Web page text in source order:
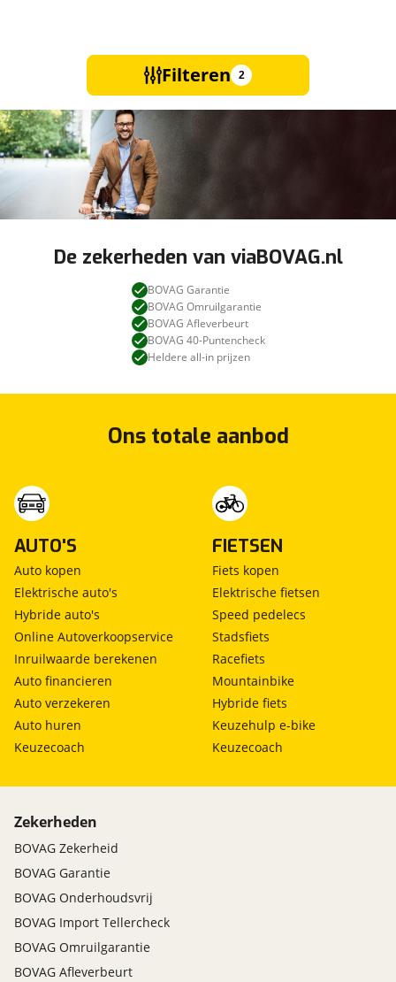
Filteren 2
De zekerheden van viaBOVAG.nl
BOVAG Garantie
BOVAG Omruilgarantie
BOVAG Afleverbeurt
BOVAG 40-Puntencheck
Heldere all-in prijzen
Ons totale aanbod
AUTO'S
Auto kopen
Elektrische auto's
Hybride auto's
Online Autoverkoopservice
Inruilwaarde berekenen
Auto financieren
Auto verzekeren
Auto huren
Keuzecoach
FIETSEN
Fiets kopen
Elektrische fietsen
Speed pedelecs
Stadsfiets
Racefiets
Mountainbike
Hybride fiets
Keuzehulp e-bike
Keuzecoach
Zekerheden
BOVAG Zekerheid
BOVAG Garantie
BOVAG Onderhoudsvrij
BOVAG Import Tellercheck
BOVAG Omruilgarantie
BOVAG Afleverbeurt